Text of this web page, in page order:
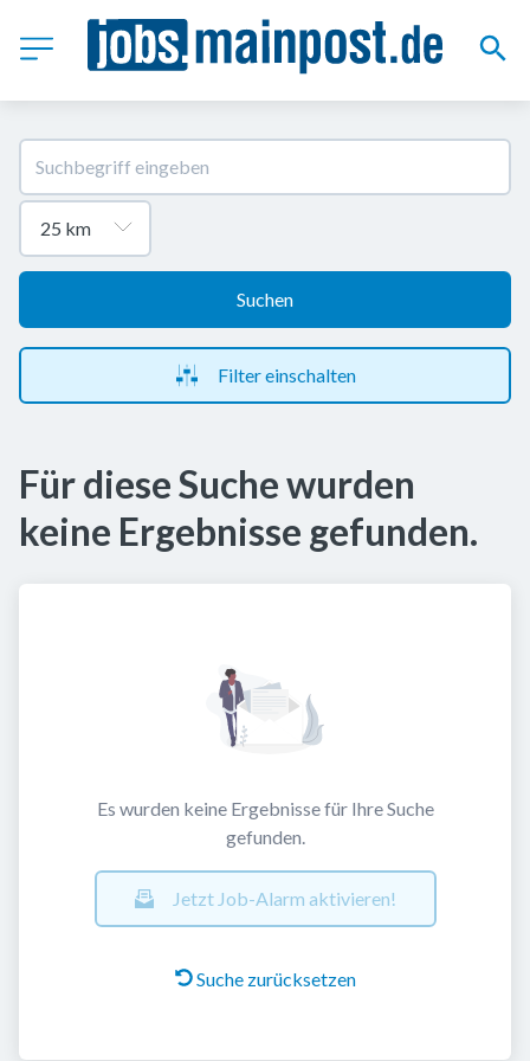
Suchen
Filter einschalten
Für diese Suche wurden
keine Ergebnisse gefunden.
Es wurden keine Ergebnisse für Ihre Suche
gefunden.
Jetzt Job-Alarm aktivieren!
Suche zurücksetzen